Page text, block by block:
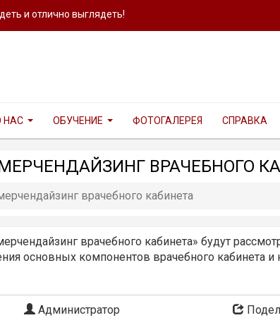
и отлично выглядеть!
НАС ОБУЧЕНИЕ ФОТОГАЛЕРЕЯ СПРАВКА
ВРАЧЕБНОГО
врачебного кабинета
врачебного кабинета» будут
основных компонентов врачебного кабинета
Администратор